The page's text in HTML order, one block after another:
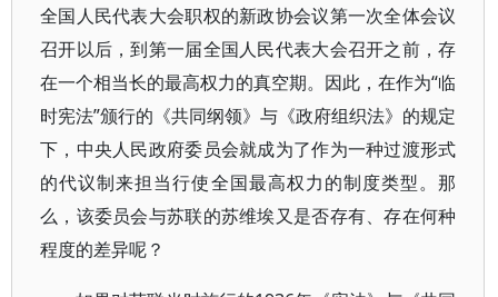
全国人民代表大会职权的新政协会议第一次全体会议
召开以后，到第一届全国人民代表大会召开之前，存
在一个相当长的最高权力的真空期。因此，在作为“临
时宪法”颁行的《共同纲领》与《政府组织法》的规定
下，中央人民政府委员会就成为了作为一种过渡形式
的代议制来担当行使全国最高权力的制度类型。那
么，该委员会与苏联的苏维埃又是否存有、存在何种
程度的差异呢？